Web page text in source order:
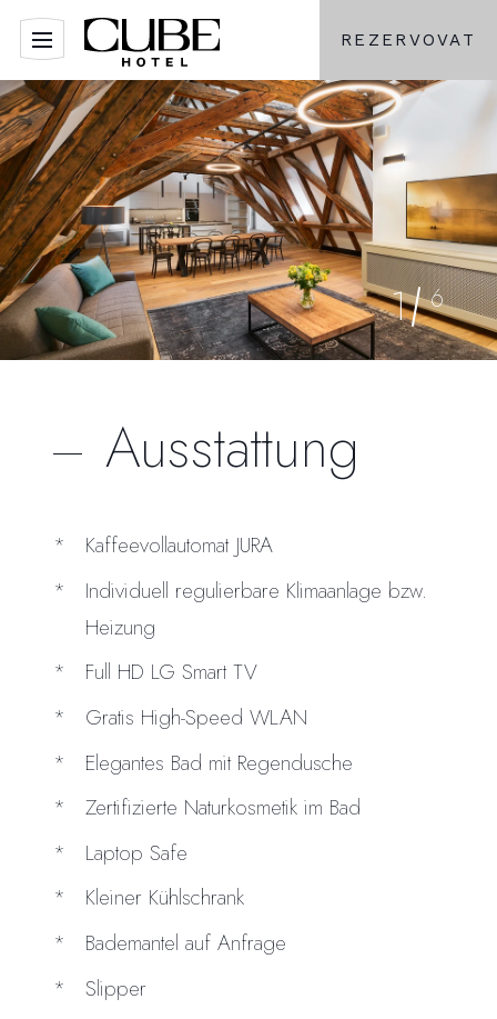
REZERVOVAT
1 6
Ausstattung
Kaffeevollautomat JURA
Individuell regulierbare Klimaanlage bzw.
Heizung
Full HD LG Smart TV
Gratis High-Speed WLAN
Elegantes Bad mit Regendusche
Zertifizierte Naturkosmetik im Bad
Laptop Safe
Kleiner Kühlschrank
Bademantel auf Anfrage
Slipper